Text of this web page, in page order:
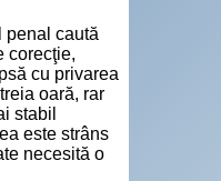
penal caută
corecţie,
cu privarea
oară, rar
stabil
este strâns
necesită o